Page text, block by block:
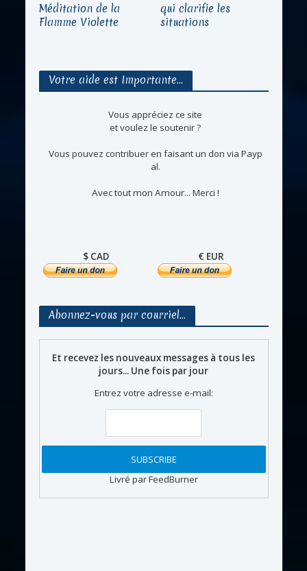
Méditation de la
Flamme Violette
qui clarifie les
situations
Votre aide est Importante…
Vous appréciez ce site
et voulez le soutenir ?
Vous pouvez contribuer en faisant un don via Payp
al.
Avec tout mon Amour... Merci !
$ CAD € EUR
Abonnez-vous par courriel…
Et recevez les nouveaux messages à tous les
jours... Une fois par jour
Entrez votre adresse e-mail:
Livré par FeedBurner